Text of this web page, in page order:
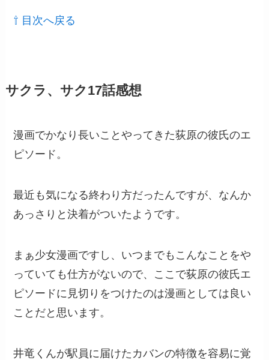
⇧ 目次へ戻る
サクラ、サク17話感想
漫画でかなり長いことやってきた荻原の彼氏のエ
ピソード。
最近も気になる終わり方だったんですが、なんか
あっさりと決着がついたようです。
まぁ少女漫画ですし、いつまでもこんなことをや
っていても仕方がないので、ここで荻原の彼氏エ
ピソードに見切りをつけたのは漫画としては良い
ことだと思います。
井竜くんが駅員に届けたカバンの特徴を容易に覚